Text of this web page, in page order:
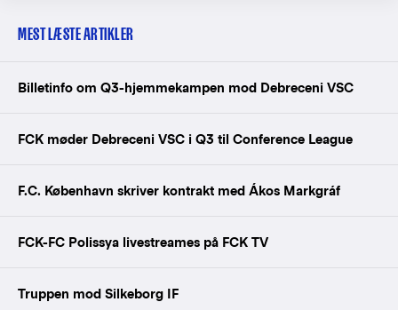
MEST LÆSTE ARTIKLER
Billetinfo om Q3-hjemmekampen mod Debreceni VSC
FCK møder Debreceni VSC i Q3 til Conference League
F.C. København skriver kontrakt med Ákos Markgráf
FCK-FC Polissya livestreames på FCK TV
Truppen mod Silkeborg IF